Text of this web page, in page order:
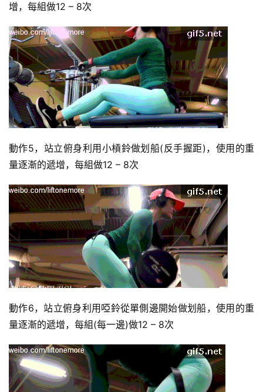
增，每組做12 – 8次
動作5，站立俯身利用小槓鈴做划船(反手握距)，使用的重
量逐漸的遞增，每組做12 – 8次
動作6，站立俯身利用啞鈴從單側邊開始做划船，使用的重
量逐漸的遞增，每組(每一邊)做12 – 8次